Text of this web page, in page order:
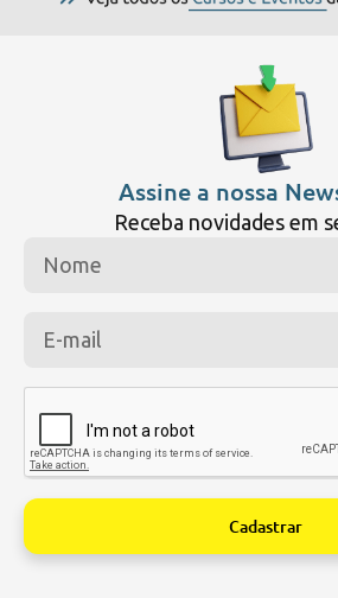
Assine a nossa
Receba novidades em
Cadastrar